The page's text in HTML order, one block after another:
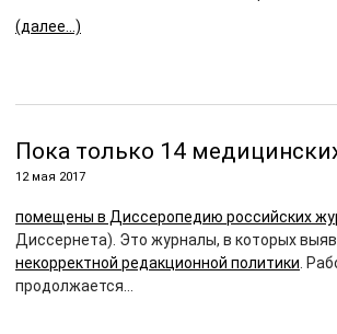
(далее…)
Пока только 14
12 мая 2017
помещены в Диссеропедию российских
Диссернета). Это журналы, в которых
некорректной редакционной политики .
продолжается…